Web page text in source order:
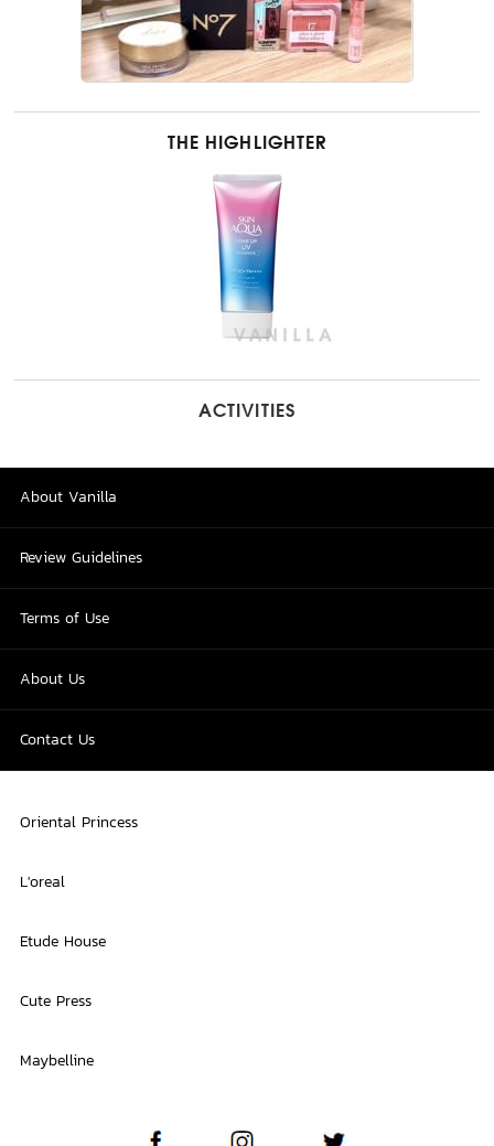
THE HIGHLIGHTER
ACTIVITIES
About Vanilla
Review Guidelines
Terms of Use
About Us
Contact Us
Oriental Princess
L'oreal
Etude House
Cute Press
Maybelline